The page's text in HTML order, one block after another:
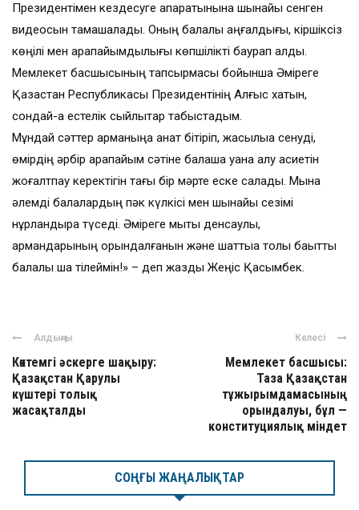
Президентімен кездесуге апаратынына шынайы сенген
видеосын тамашалады. Оның балалық аңғалдығы, кіршіксіз
көңілі мен қарапайымдылығы көпшілікті баурап алды.
Мемлекет басшысының тапсырмасы бойынша Әміреге
Қазақстан Республикасы Президентінің Алғыс хатын,
сондай-ақ естелік сыйлықтар табыстадым.
Мұндай сәттер арманыңа қанат бітіріп, жақсылыққа сенуді,
өмірдің әрбір қарапайым сәтіне балаша қуана алу қасиетін
жоғалтпау керектігін тағы бір мәрте еске салады. Мына
әлемді балалардың пәк күлкісі мен шынайы сезімі
нұрландыра түседі. Әміреге мықты денсаулық,
армандарының орындалғанын және шаттыққа толы бақытты
балалық шақ тілеймін!» – деп жазды Жеңіс Қасымбек.
Алдыңғы
Көктемгі әскерге шақыру:
Қазақстан Қарулы
күштері толық
жасақталды
Келесі
Мемлекет басшысы:
Таза Қазақстан
тұжырымдамасының
орындалуы, бұл —
конституциялық міндет
СОҢҒЫ ЖАҢАЛЫҚТАР